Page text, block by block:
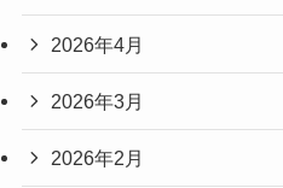
2026年4月
2026年3月
2026年2月